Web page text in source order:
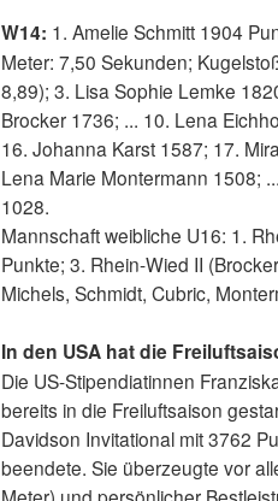
W14: 1. Amelie Schmitt 1904
Meter: 7,50 Sekunden;
8,89); 3. Lisa Sophie Lemke
Brocker 1736; ... 10. Lena
16. Johanna Karst 1587; 17.
Lena Marie Montermann 1508;
1028.
Mannschaft weibliche U16: 1.
Punkte; 3. Rhein-Wied II
Michels, Schmidt, Cubric,
In den USA hat die
Die US-Stipendiatinnen
bereits in die Freiluftsaison
Davidson Invitational mit 3762
beendete. Sie überzeugte vor